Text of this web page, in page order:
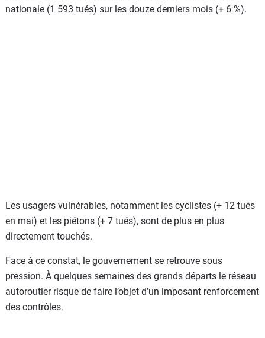
nationale (1 593 tués) sur les douze derniers mois (+ 6 %).
Les usagers vulnérables, notamment les cyclistes (+ 12 tués
en mai) et les piétons (+ 7 tués), sont de plus en plus
directement touchés.
Face à ce constat, le gouvernement se retrouve sous
pression. À quelques semaines des grands départs le réseau
autoroutier risque de faire l’objet d’un imposant renforcement
des contrôles.